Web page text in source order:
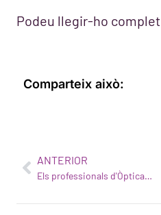
Podeu llegir-ho complet
Comparteix això:
ANTERIOR
Els professionals d'Òptica Clerigues innoven en salut visual